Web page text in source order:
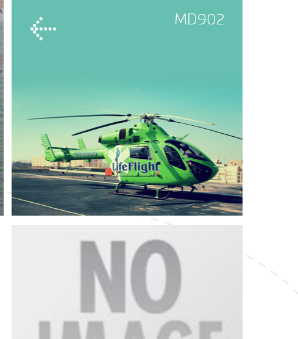
MD902